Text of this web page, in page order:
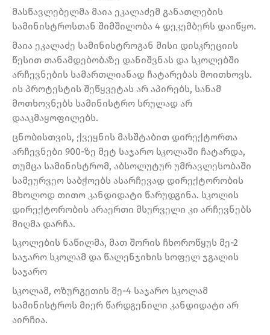
მასწავლებელმა მაია ეკალაძემ განათლების
სამინისტროსთან შიმშილობა 4 დეკემბერს დაიწყო.
მაია ეკალაძე სამინისტროგან მისი დისკრეციის
წესით თანამდებობაზე დანიშვნას და სკოლებში
არჩევნების სამართლიანად ჩატარებას მოითხოვს.
ის პროტესტის შეწყვეტას არ აპირებს, სანამ
მოთხოვნებს სამინისტრო სრულად არ
დააკმაყოფილებს.
ცნობისთვის, ქვეყნის მასშტაბით დირექტორთა
არჩევნები 900-ზე მეტ საჯარო სკოლაში ჩატარდა,
თუმცა სამინისტრომ, აბსოლუტურ უმრავლესობაში
სამეურვეო საბჭოებს ასარჩევად დირექტორობის
მხოლოდ თითო კანდიდატი წარუდგინა. სკოლის
დირექტორობის არაერთი მსურველი კი არჩევნებს
მიღმა დარჩა.
სკოლების ნაწილმა, მათ შორის ჩხოროწყუს მე-2
საჯარო სკოლამ და წალენჯიხის სოფელ ჯგალის
საჯარო
სკოლამ, ოზურგეთის მე-4 საჯარო სკოლამ
სამინისტროს მიერ წარდგენილი კანდიდატი არ
აირჩია.